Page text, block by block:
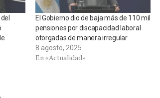
El Gobierno dio de baja más de 110 mil
pensiones por discapacidad laboral
otorgadas de manera irregular
8 agosto, 2025
En «Actualidad»